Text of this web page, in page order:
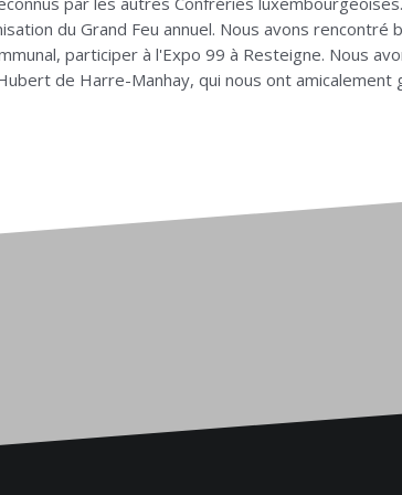
du Grand Feu annuel. Nous avons
participer à l'Expo 99 à Resteigne. Nous
de Harre-Manhay, qui nous ont